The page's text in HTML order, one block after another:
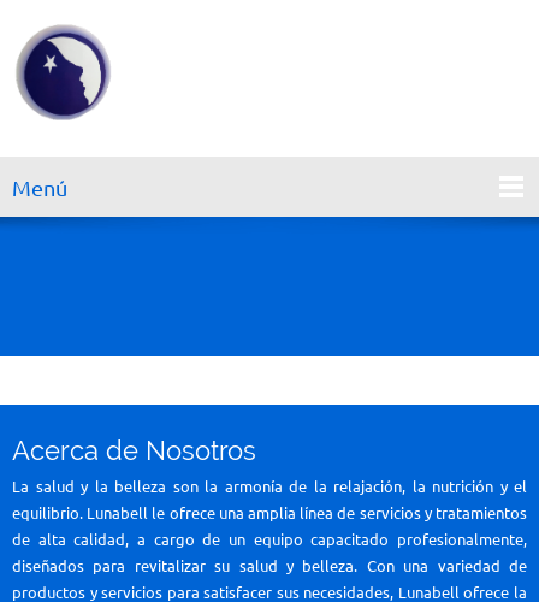
Menú
Acerca de Nosotros
La salud y la belleza son la armonía de la relajación, la nutrición y el
equilibrio. Lunabell le ofrece una amplia línea de servicios y tratamientos
de alta calidad, a cargo de un equipo capacitado profesionalmente,
diseñados para revitalizar su salud y belleza. Con una variedad de
productos y servicios para satisfacer sus necesidades, Lunabell ofrece la